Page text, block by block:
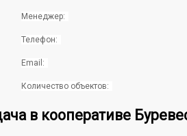
Менеджер:
Телефон:
Email:
Количество объектов:
в кооперативе